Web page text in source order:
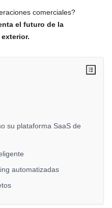
comerciales?
el futuro de la
su plataforma SaaS de
automatizadas